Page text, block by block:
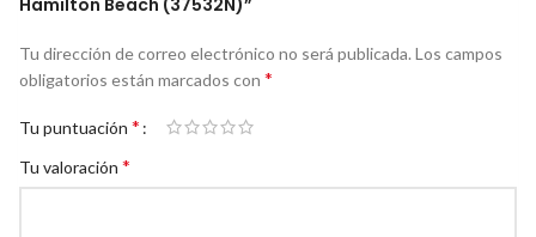
Hamilton Beach (37532N)”
Tu dirección de correo electrónico no será publicada. Los campos
obligatorios están marcados con *
Tu puntuación *
Tu valoración *